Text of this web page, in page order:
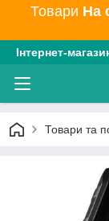
Товари На
Інтернет-
Товари та